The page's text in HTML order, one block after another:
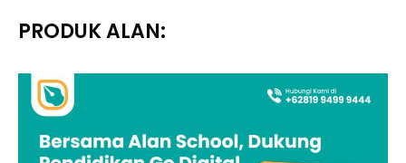
PRODUK ALAN: